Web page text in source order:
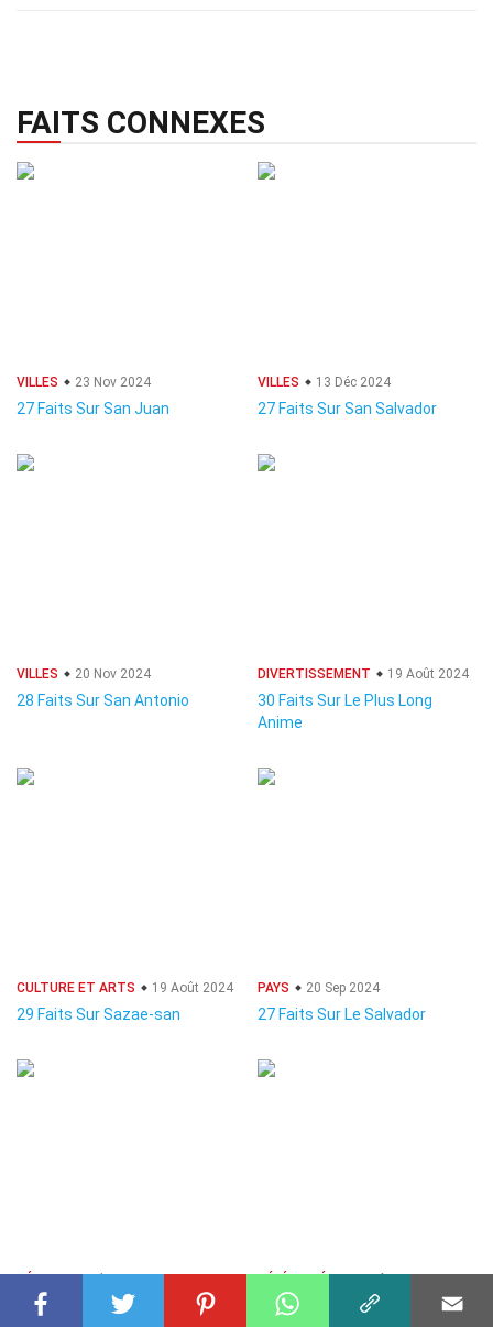
FAITS CONNEXES
VILLES 23 Nov 2024
27 Faits Sur San Juan
VILLES 13 Déc 2024
27 Faits Sur San Salvador
VILLES 20 Nov 2024
28 Faits Sur San Antonio
DIVERTISSEMENT 19 Août 2024
30 Faits Sur Le Plus Long
Anime
CULTURE ET ARTS 19 Août 2024
29 Faits Sur Sazae-san
PAYS 20 Sep 2024
27 Faits Sur Le Salvador
34 Faits Sur Fondation 40 Faits Sur Zoe Perry